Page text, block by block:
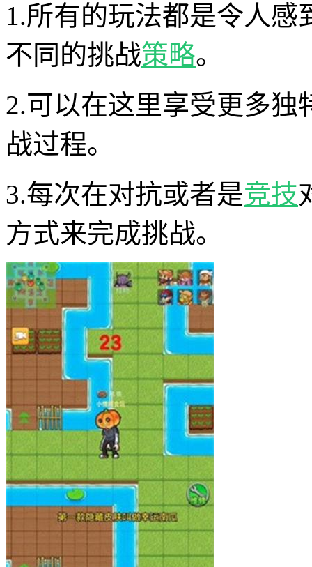
1.所有的玩法都是令人
不同的挑战策略。
2.可以在这里享受更多
战过程。
3.每次在对抗或者是竞技
方式来完成挑战。